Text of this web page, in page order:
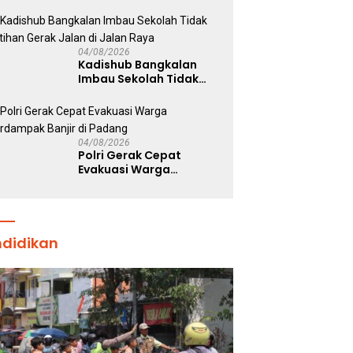
Wujud Nyata Dukung
Ketahanan Pangan
Nasional
04/08/2026
Kadishub Bangkalan
Imbau Sekolah Tidak
Jalan Raya
04/08/2026
Polri Gerak Cepat
Evakuasi Warga